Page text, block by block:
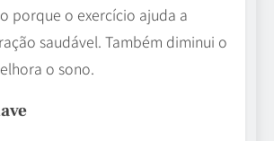
porque o exercício ajuda a
saudável. Também diminui o
o sono.